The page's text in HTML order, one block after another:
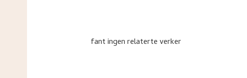
fant ingen relaterte verker